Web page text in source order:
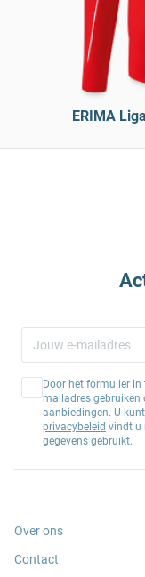
ERIMA
Door het formulier in
mailadres gebruiken
aanbiedingen. U
privacybeleid vindt u
gegevens gebruikt.
Over ons
Contact